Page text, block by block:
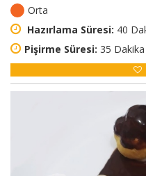
Orta
Hazırlama Süresi: 40
Pişirme Süresi: 35 Dakika